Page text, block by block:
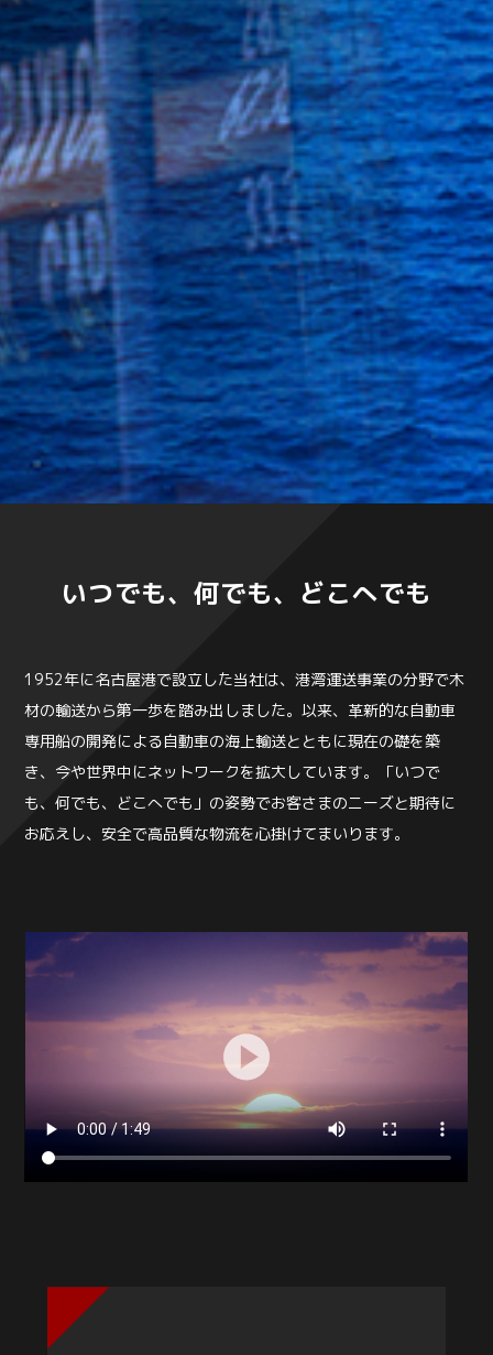
いつでも、何でも、どこへでも
1952年に名古屋港で設立した当社は、港湾運送事業の分野で木
材の輸送から第一歩を踏み出しました。以来、革新的な自動車
専用船の開発による自動車の海上輸送とともに現在の礎を築
き、今や世界中にネットワークを拡大しています。「いつで
も、何でも、どこへでも」の姿勢でお客さまのニーズと期待に
お応えし、安全で高品質な物流を心掛けてまいります。